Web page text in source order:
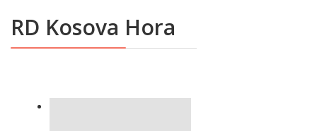
RD Kosova Hora